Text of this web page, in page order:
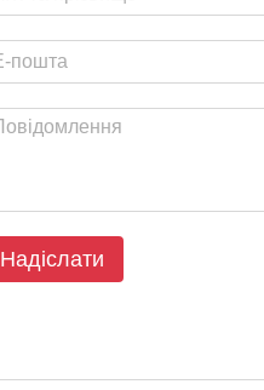
Надіслати